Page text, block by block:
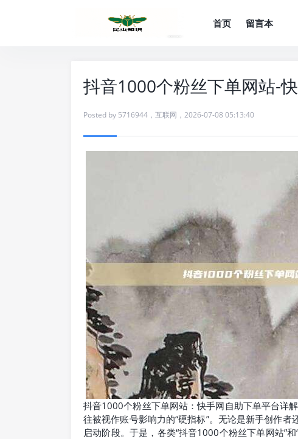
首页 留言本
抖音1000个粉丝下单网站-
Posted by 5716944 ， 互联网 ， 2026-07-08 05:13:40
抖音1000个粉丝下单网站：快手网自助下单平台详
往被视作账号影响力的“硬指标”。无论是新手创作
启动阶段。于是，各类“抖音1000个粉丝下单网站”